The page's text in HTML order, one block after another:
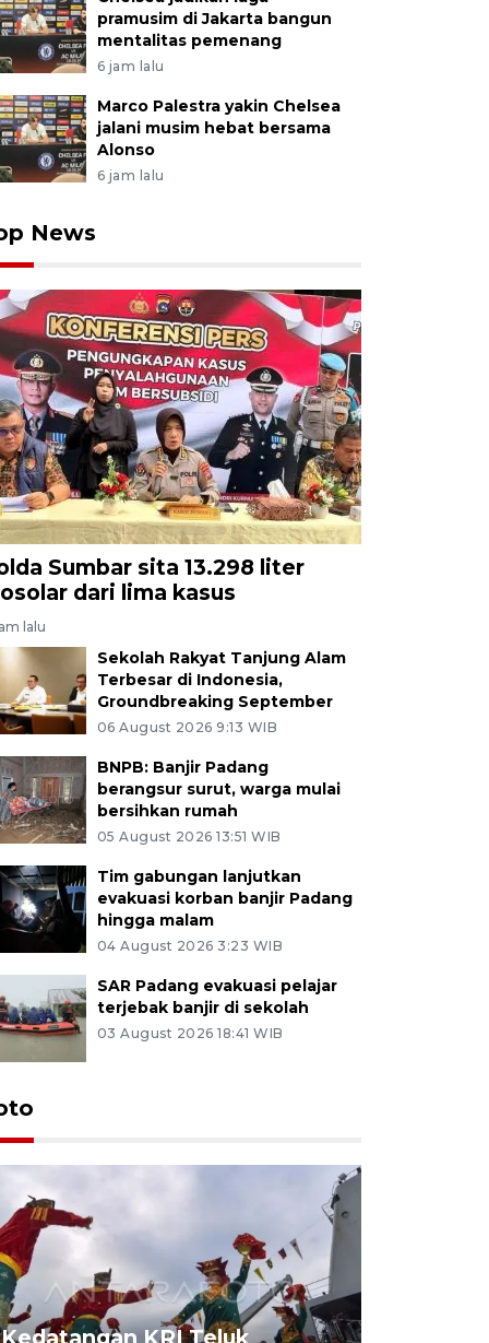
pramusim di Jakarta bangun
mentalitas pemenang
6 jam lalu
Marco Palestra yakin Chelsea
jalani musim hebat bersama
Alonso
6 jam lalu
News
Sumbar sita 13.298 liter
dari lima kasus
lalu
Sekolah Rakyat Tanjung Alam
Terbesar di Indonesia,
Groundbreaking September
06 August 2026 9:13 WIB
BNPB: Banjir Padang
berangsur surut, warga mulai
bersihkan rumah
05 August 2026 13:51 WIB
Tim gabungan lanjutkan
evakuasi korban banjir Padang
hingga malam
04 August 2026 3:23 WIB
SAR Padang evakuasi pelajar
terjebak banjir di sekolah
03 August 2026 18:41 WIB